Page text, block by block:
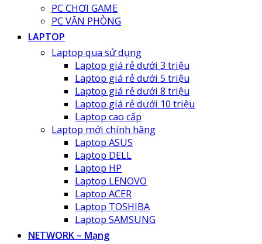
PC CHƠI GAME
PC VĂN PHÒNG
LAPTOP
Laptop qua sử dụng
Laptop giá rẻ dưới 3 triệu
Laptop giá rẻ dưới 5 triệu
Laptop giá rẻ dưới 8 triệu
Laptop giá rẻ dưới 10 triệu
Laptop cao cấp
Laptop mới chính hãng
Laptop ASUS
Laptop DELL
Laptop HP
Laptop LENOVO
Laptop ACER
Laptop TOSHIBA
Laptop SAMSUNG
NETWORK – Mạng